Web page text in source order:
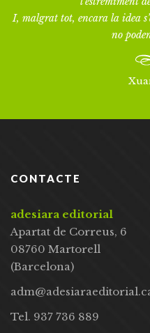
I, malgrat tot, encara la idea
no
CONTACTE
adesiara editorial
Apartat de Correus, 6
08760 Martorell
(Barcelona)
Tel. 937 736 889